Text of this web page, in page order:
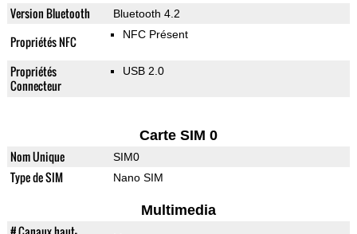
Version Bluetooth Bluetooth 4.2
Propriétés NFC NFC Présent
Propriétés
Connecteur
USB 2.0
Carte SIM 0
Nom Unique SIM0
Type de SIM Nano SIM
Multimedia